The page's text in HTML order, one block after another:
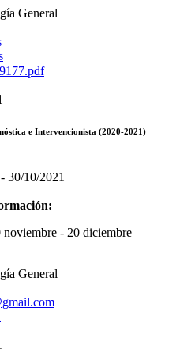
General
e Intervencionista (2020-2021)
30/10/2021
- 20 diciembre
General